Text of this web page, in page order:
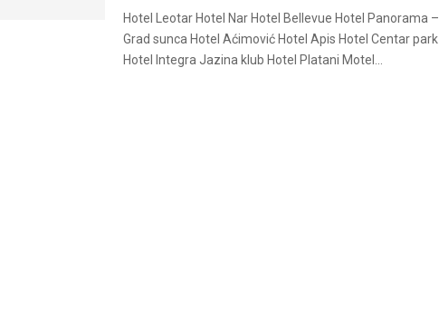
Hotel Leotar Hotel Nar Hotel Bellevue Hotel Panorama –
Grad sunca Hotel Aćimović Hotel Apis Hotel Centar park
Hotel Integra Jazina klub Hotel Platani Motel...